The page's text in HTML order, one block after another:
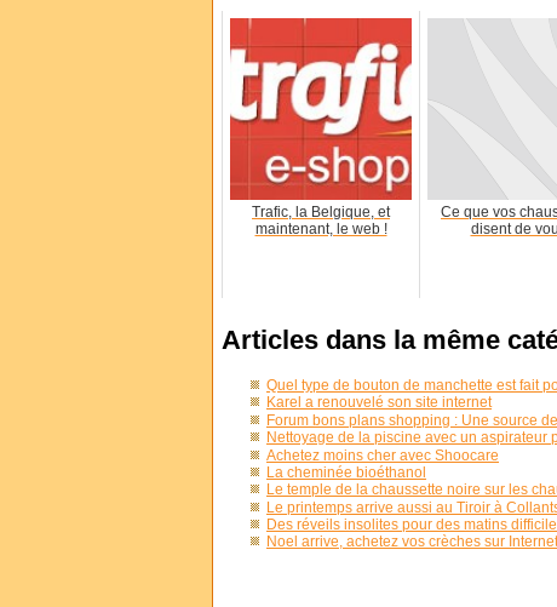
Trafic, la Belgique, et
maintenant, le web !
Ce que vos
disent de
Articles dans la même
Quel type de bouton de manchette est fait
Karel a renouvelé son site internet
Forum bons plans shopping : Une source
Nettoyage de la piscine avec un aspirateur
Achetez moins cher avec Shoocare
La cheminée bioéthanol
Le temple de la chaussette noire sur les
Le printemps arrive aussi au Tiroir à
Des réveils insolites pour des matins
Noel arrive, achetez vos crèches sur